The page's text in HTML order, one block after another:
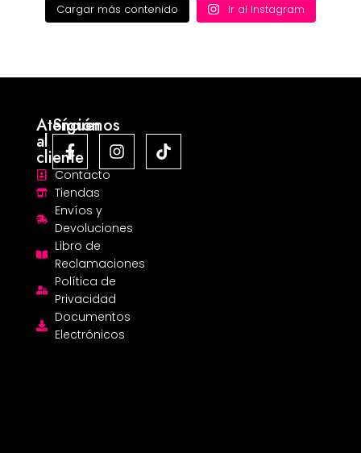
Cargar más contenido Ir al Instagram
Atención
al
cliente
Contacto
Tiendas
Envíos y
Devoluciones
Libro de
Reclamaciones
Política de
Privacidad
Documentos
Electrónicos
Síguenos